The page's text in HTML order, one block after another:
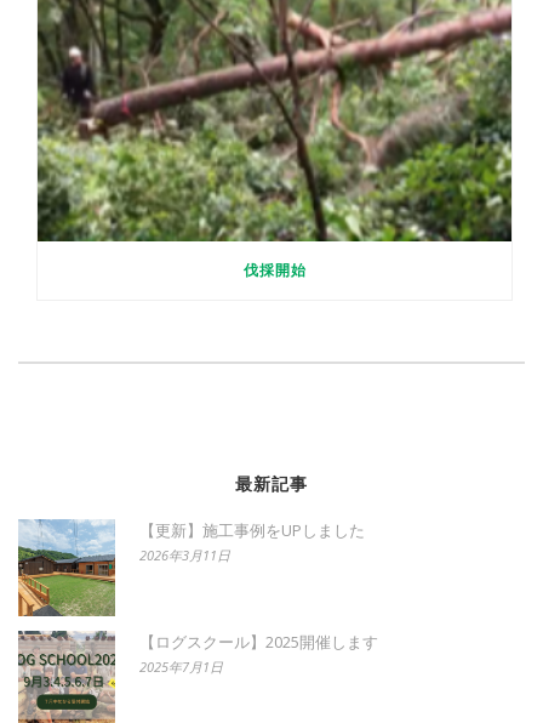
伐採開始
最新記事
【更新】施工事例をUPしました
2026年3月11日
【ログスクール】2025開催します
2025年7月1日